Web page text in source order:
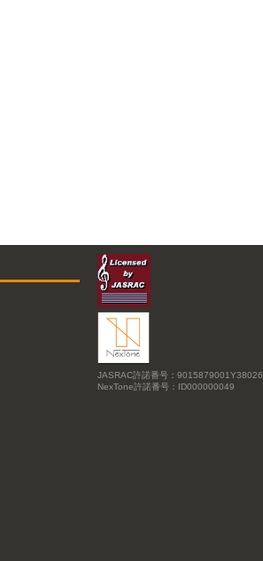
JASRAC許諾番号：9015879001Y38026
NexTone許諾番号：ID000000049